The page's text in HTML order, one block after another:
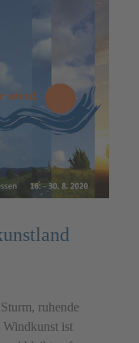
ruhende
ist